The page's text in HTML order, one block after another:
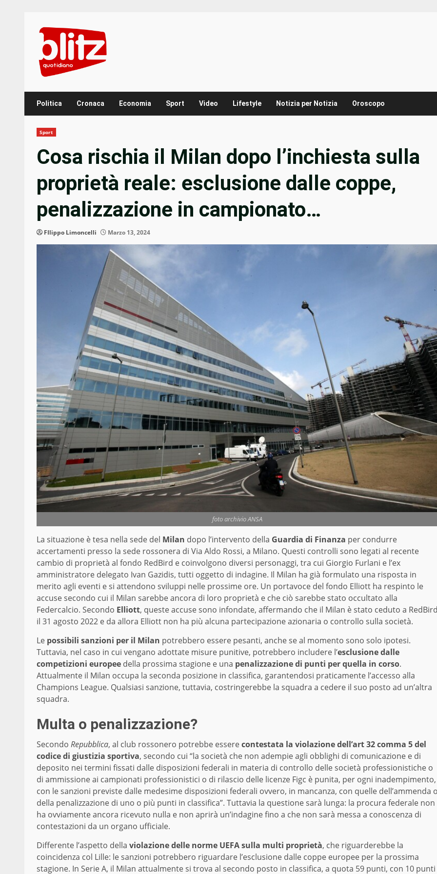
content
Politica Cronaca Economia Sport Video Lifestyle Notizia per Notizia Oroscopo
Sport
Cosa rischia il Milan dopo l’inchiesta sulla
proprietà reale: esclusione dalle coppe,
penalizzazione in campionato…
FIlippo Limoncelli Marzo 13, 2024
foto archivio ANSA
La situazione è tesa nella sede del Milan dopo l’intervento della Guardia di Finanza per condurre
accertamenti presso la sede rossonera di Via Aldo Rossi, a Milano. Questi controlli sono legati al recente
cambio di proprietà al fondo RedBird e coinvolgono diversi personaggi, tra cui Giorgio Furlani e l’ex
amministratore delegato Ivan Gazidis, tutti oggetto di indagine. Il Milan ha già formulato una risposta in
merito agli eventi e si attendono sviluppi nelle prossime ore. Un portavoce del fondo Elliott ha respinto le
accuse secondo cui il Milan sarebbe ancora di loro proprietà e che ciò sarebbe stato occultato alla
Federcalcio. Secondo Elliott, queste accuse sono infondate, affermando che il Milan è stato ceduto a
il 31 agosto 2022 e da allora Elliott non ha più alcuna partecipazione azionaria o controllo sulla società.
Le possibili sanzioni per il Milan potrebbero essere pesanti, anche se al momento sono solo ipotesi.
Tuttavia, nel caso in cui vengano adottate misure punitive, potrebbero includere l’esclusione dalle
competizioni europee della prossima stagione e una penalizzazione di punti per quella in corso.
Attualmente il Milan occupa la seconda posizione in classifica, garantendosi praticamente l’accesso alla
Champions League. Qualsiasi sanzione, tuttavia, costringerebbe la squadra a cedere il suo posto ad un’altra
squadra.
Multa o penalizzazione?
Secondo Repubblica, al club rossonero potrebbe esserecontestata la violazione dell’art 32 comma 5 del
codice di giustizia sportiva, secondo cui “la società che non adempie agli obblighi di comunicazione e di
deposito nei termini fissati dalle disposizioni federali in materia di controllo delle società professionistiche o
di ammissione ai campionati professionistici o di rilascio delle licenze Figc è punita, per ogni inadempimento,
con le sanzioni previste dalle medesime disposizioni federali ovvero, in mancanza, con quelle dell’ammenda
della penalizzazione di uno o più punti in classifica”. Tuttavia la questione sarà lunga: la procura federale non
ha ovviamente ancora ricevuto nulla e non aprirà un’indagine fino a che non sarà messa a conoscenza di
contestazioni da un organo ufficiale.
Differente l’aspetto della violazione delle norme UEFA sulla multi proprietà, che riguarderebbe la
coincidenza col Lille: le sanzioni potrebbero riguardare l’esclusione dalle coppe europee per la prossima
stagione. In Serie A, il Milan attualmente si trova al secondo posto in classifica, a quota 59 punti, con 10 punti